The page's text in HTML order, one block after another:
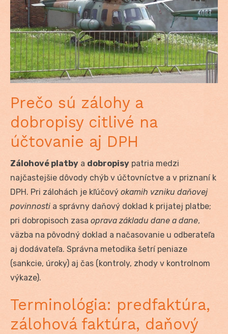
Prečo sú zálohy a
dobropisy citlivé na
účtovanie aj DPH
Zálohové platby a dobropisy patria medzi
najčastejšie dôvody chýb v účtovníctve a v priznaní k
DPH. Pri zálohách je kľúčový okamih vzniku daňovej
povinnosti a správny daňový doklad k prijatej platbe;
pri dobropisoch zasa oprava základu dane a dane,
väzba na pôvodný doklad a načasovanie u odberateľa
aj dodávateľa. Správna metodika šetrí peniaze
(sankcie, úroky) aj čas (kontroly, zhody v kontrolnom
výkaze).
Terminológia: predfaktúra,
zálohová faktúra, daňový